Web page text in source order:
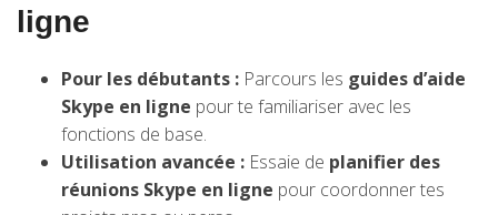
ligne
Pour les débutants : Parcours les guides d’aide
Skype en ligne pour te familiariser avec les
fonctions de base.
Utilisation avancée : Essaie de planifier des
réunions Skype en ligne pour coordonner tes